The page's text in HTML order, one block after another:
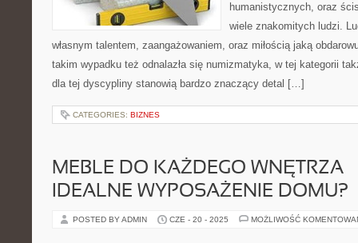
humanistycznych, oraz
wiele znakomitych ludzi.
własnym talentem, zaangażowaniem, oraz miłością jaką
takim wypadku też odnalazła się numizmatyka, w tej kategorii
dla tej dyscypliny stanowią bardzo znaczący detal […]
CATEGORIES: BIZNES
MEBLE DO KAŻDEGO WNĘTRZA
IDEALNE WYPOSAŻENIE DOMU?
POSTED BY ADMIN CZE - 20 - 2025 MOŻLIWOŚĆ